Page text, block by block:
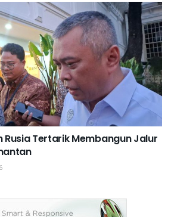
Rusia Tertarik Membangun Jalur